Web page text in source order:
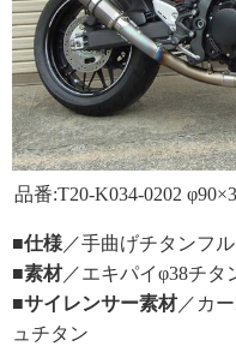
品番:T20-K034-0202
■仕様 ／手曲げチタンフ
■素材／エキパイφ38チタ
■サイレンサー素材／カ
ュチタン